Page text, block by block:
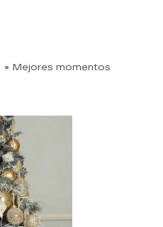
» Mejores momentos